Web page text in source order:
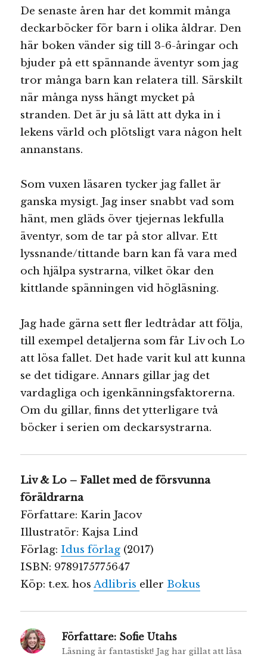
De senaste åren har det kommit många
deckarböcker för barn i olika åldrar. Den
här boken vänder sig till 3-6-åringar och
bjuder på ett spännande äventyr som jag
tror många barn kan relatera till. Särskilt
när många nyss hängt mycket på
stranden. Det är ju så lätt att dyka in i
lekens värld och plötsligt vara någon helt
annanstans.
Som vuxen läsaren tycker jag fallet är
ganska mysigt. Jag inser snabbt vad som
hänt, men gläds över tjejernas lekfulla
äventyr, som de tar på stor allvar. Ett
lyssnande/tittande barn kan få vara med
och hjälpa systrarna, vilket ökar den
kittlande spänningen vid högläsning.
Jag hade gärna sett fler ledtrådar att följa,
till exempel detaljerna som får Liv och Lo
att lösa fallet. Det hade varit kul att kunna
se det tidigare. Annars gillar jag det
vardagliga och igenkänningsfaktorerna.
Om du gillar, finns det ytterligare två
böcker i serien om deckarsystrarna.
Liv & Lo – Fallet med de försvunna
föräldrarna
Författare: Karin Jacov
Illustratör: Kajsa Lind
Förlag: Idus förlag (2017)
ISBN: 9789175775647
Köp: t.ex. hosAdlibris eller Bokus
Författare: Sofie Utahs
Läsning är fantastiskt! Jag har gillat att läsa